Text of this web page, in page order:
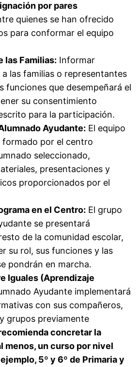
por pares
quienes se han ofrecido
para conformar el equipo
las Familias: Informar
las familias o representantes
funciones que desempeñará el
su consentimiento
para la participación.
Ayudante: El equipo
por el centro
seleccionado,
presentaciones y
proporcionados por el
en el Centro: El grupo
se presentará
de la comunidad escolar,
su rol, sus funciones y las
pondrán en marcha.
Iguales (Aprendizaje
Ayudante implementará
con sus compañeros,
grupos previamente
concretar la
menos, un curso por nivel
5º y 6º de Primaria y